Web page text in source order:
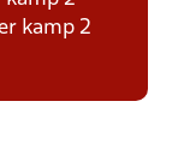
kamp 2